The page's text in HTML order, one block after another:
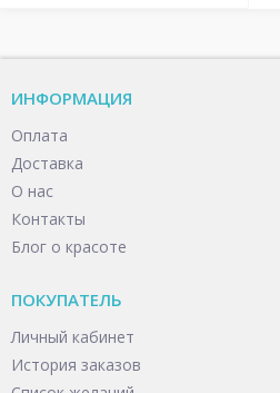
ИНФОРМАЦИЯ
Оплата
Доставка
О нас
Контакты
Блог о красоте
ПОКУПАТЕЛЬ
Личный кабинет
История заказов